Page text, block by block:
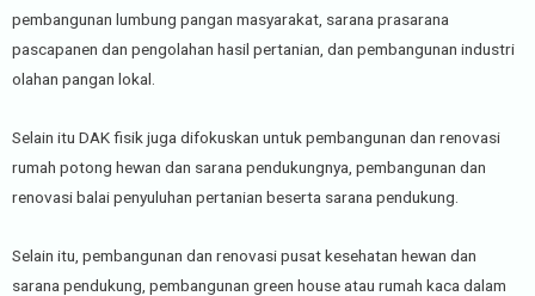
pembangunan lumbung pangan masyarakat, sarana prasarana
pascapanen dan pengolahan hasil pertanian, dan pembangunan industri
olahan pangan lokal.
Selain itu DAK fisik juga difokuskan untuk pembangunan dan renovasi
rumah potong hewan dan sarana pendukungnya, pembangunan dan
renovasi balai penyuluhan pertanian beserta sarana pendukung.
Selain itu, pembangunan dan renovasi pusat kesehatan hewan dan
sarana pendukung, pembangunan green house atau rumah kaca dalam